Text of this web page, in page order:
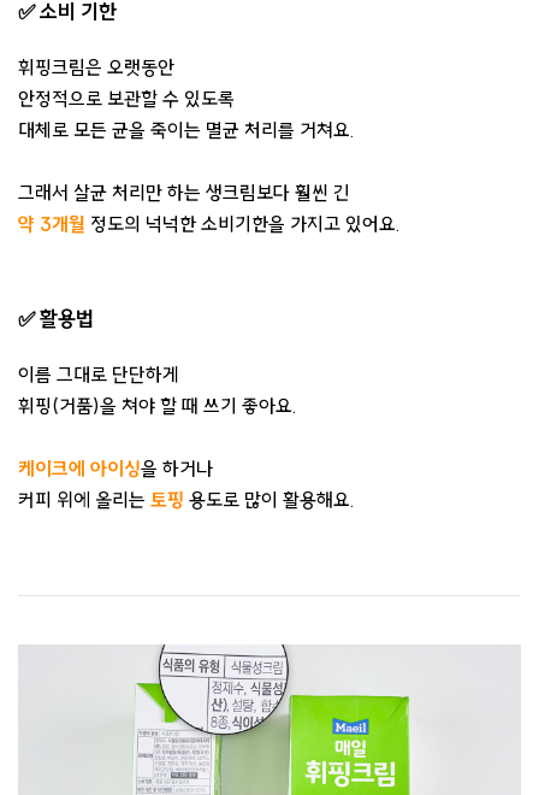
✅ 소비 기한
휘핑크림은 오랫동안
안정적으로 보관할 수 있도록
대체로 모든 균을 죽이는 멸균 처리를 거쳐요.
그래서 살균 처리만 하는 생크림보다 훨씬 긴
약 3개월 정도의 넉넉한 소비기한을 가지고 있어요.
✅ 활용법
이름 그대로 단단하게
휘핑(거품)을 쳐야 할 때 쓰기 좋아요.
케이크에 아이싱을 하거나
커피 위에 올리는 토핑 용도로 많이 활용해요.